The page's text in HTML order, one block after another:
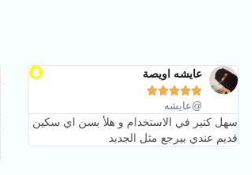
عايشه اويصة





@عايشه
سهل كتير في الاستخدام و هلأ بسن اي سكين
قديم عندي بيرجع مثل الجديد